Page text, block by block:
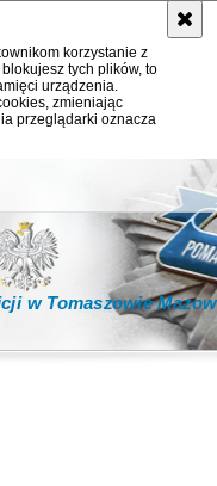
korzystanie z
tych plików, to
urządzenia.
zmieniając
przeglądarki oznacza
w Tomaszowie